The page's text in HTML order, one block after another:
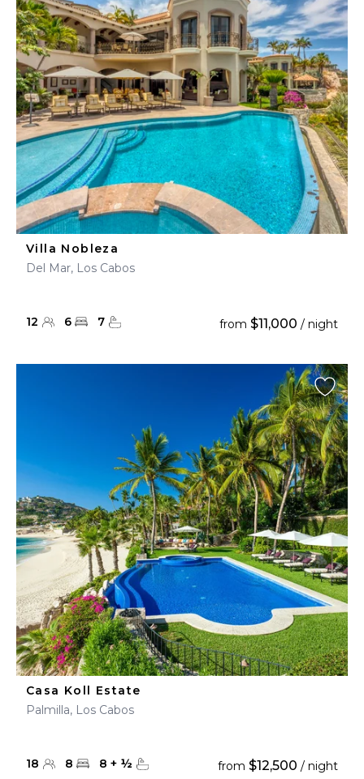
Villa Nobleza
Del Mar, Los Cabos
12 6 7 from $11,000 / night
Casa Koll Estate
Palmilla, Los Cabos
18 8 8 + ½ from $12,500 / night